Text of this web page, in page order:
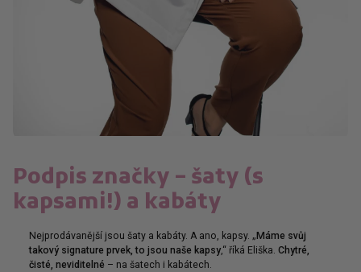
Podpis značky – šaty (s
kapsami!) a kabáty
Nejprodávanější jsou šaty a kabáty. A ano, kapsy. „ Máme svůj
takový signature prvek, to jsou naše kapsy,“ říká Eliška. Chytré,
čisté, neviditelné – na šatech i kabátech.